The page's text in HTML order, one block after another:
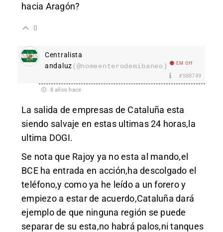
hacia Aragón?
0
Centralista
andaluz(@nomeenterodemibaneo) EM Off
#588749
8 años hace
La salida de empresas de Cataluña esta
siendo salvaje en estas ultimas 24 horas,la
ultima DOGI.
Se nota que Rajoy ya no esta al mando,el
BCE ha entrada en acción,ha descolgado el
teléfono,y como ya he leído a un forero y
empiezo a estar de acuerdo,Cataluña dará
ejemplo de que ninguna región se puede
separar de su esta,no habrá palos,ni tanques